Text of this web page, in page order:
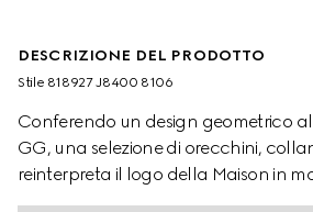
DESCRIZIONE DEL PRODOTTO
Stile ‎818927 J8400 8106
Conferendo un design geometrico
GG, una selezione di orecchini,
reinterpreta il logo della Maison in
tocco contemporaneo. Questa